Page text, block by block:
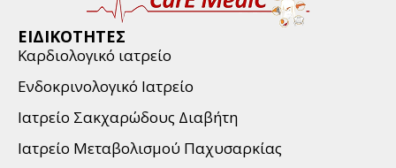
ΕΙΔΙΚΟΤΗΤΕΣ
Καρδιολογικό ιατρείο
Ενδοκρινολογικό Ιατρείο
Ιατρείο Σακχαρώδους Διαβήτη
Ιατρείο Μεταβολισμού Παχυσαρκίας